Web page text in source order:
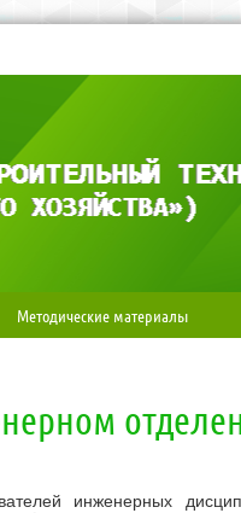
Методические материалы
инженерных